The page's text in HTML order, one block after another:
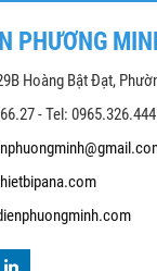
PHƯƠNG
Hoàng Bật Đạt,
- Tel: 0965.326.444